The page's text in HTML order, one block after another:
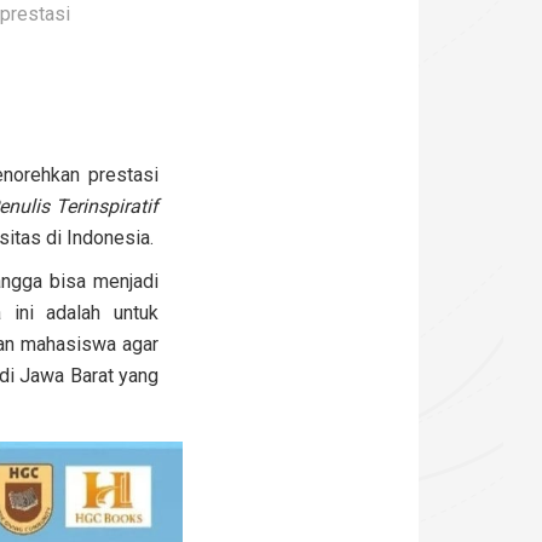
prestasi
Terinspiratif
di Indonesia.
bisa menjadi
ini adalah untuk
mahasiswa agar
Jawa Barat yang